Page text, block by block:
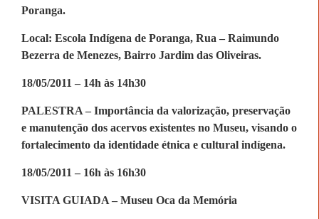
Poranga.
Local: Escola Indígena de Poranga, Rua – Raimundo
Bezerra de Menezes, Bairro Jardim das Oliveiras.
18/05/2011 – 14h às 14h30
PALESTRA – Importância da valorização, preservação
e manutenção dos acervos existentes no Museu, visando o
fortalecimento da identidade étnica e cultural indígena.
18/05/2011 – 16h às 16h30
VISITA GUIADA – Museu Oca da Memória